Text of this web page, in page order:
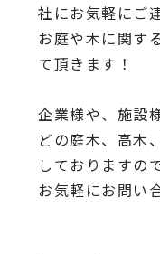
社にお気軽にご
お庭や木に関す
て頂きます！
企業様や、施設
どの庭木、高木
しておりますので
お気軽にお問い